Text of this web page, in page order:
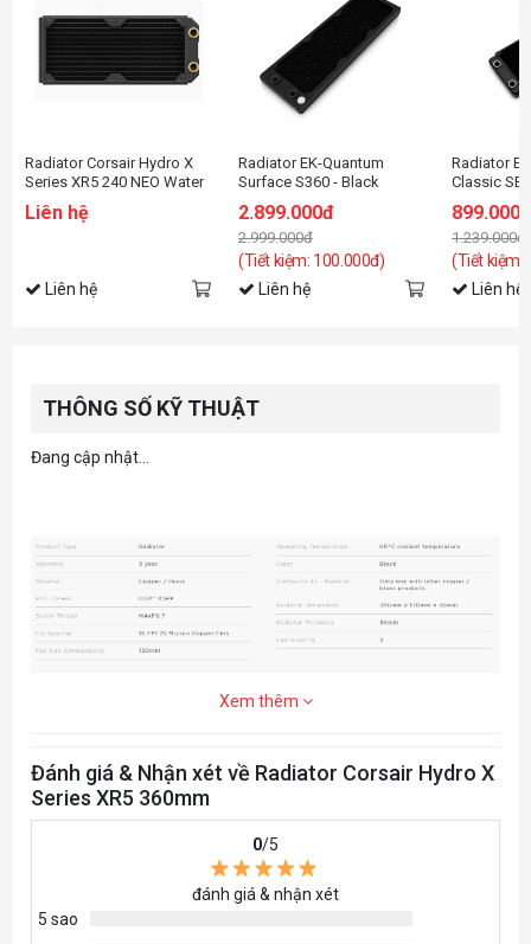
Radiator Corsair Hydro X
Series XR5 240 NEO Water
Liên hệ
Liên hệ
Radiator EK-Quantum
Surface S360 - Black
2.899.000đ
2.999.000đ
(Tiết kiệm: 100.000đ)
Liên hệ
Radiator
Classic SE
899.000đ
1.239.000đ
(Tiết kiệm:
Liên hệ
THÔNG SỐ KỸ THUẬT
Đang cập nhật...
Xem thêm
Đánh giá & Nhận xét về Radiator Corsair Hydro X
Series XR5 360mm
0/5
đánh giá & nhận xét
5 sao